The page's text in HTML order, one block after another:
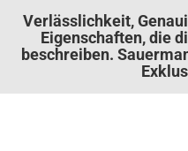
Verlässlichkeit,
Eigenschaften, die
beschreiben.